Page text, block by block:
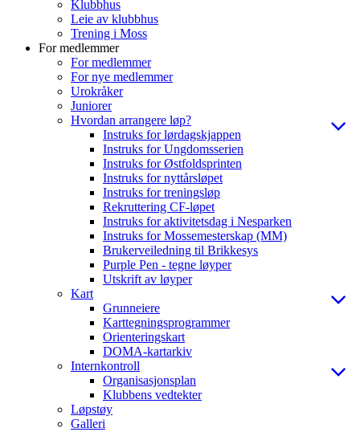
Klubbhus
Leie av klubbhus
Trening i Moss
For medlemmer
For medlemmer
For nye medlemmer
Urokråker
Juniorer
Hvordan arrangere løp?
Instruks for lørdagskjappen
Instruks for Ungdomsserien
Instruks for Østfoldsprinten
Instruks for nyttårsløpet
Instruks for treningsløp
Rekruttering CF-løpet
Instruks for aktivitetsdag i Nesparken
Instruks for Mossemesterskap (MM)
Brukerveiledning til Brikkesys
Purple Pen - tegne løyper
Utskrift av løyper
Kart
Grunneiere
Karttegningsprogrammer
Orienteringskart
DOMA-kartarkiv
Internkontroll
Organisasjonsplan
Klubbens vedtekter
Løpstøy
Galleri